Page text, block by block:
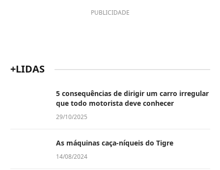
PUBLICIDADE
+LIDAS
5 consequências de dirigir um carro irregular
que todo motorista deve conhecer
29/10/2025
As máquinas caça-níqueis do Tigre
14/08/2024